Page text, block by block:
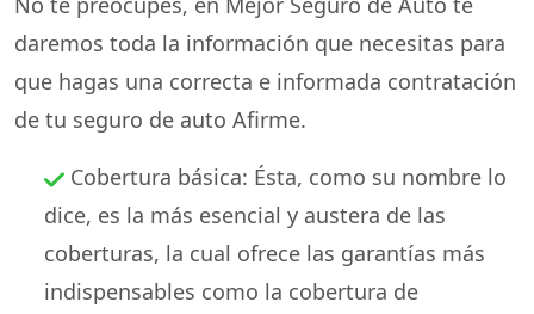
daremos toda la información que necesitas para
que hagas una correcta e informada contratación
de tu seguro de auto Afirme.
Cobertura básica: Ésta, como su nombre lo
dice, es la más esencial y austera de las
coberturas, la cual ofrece las garantías más
indispensables como la cobertura de